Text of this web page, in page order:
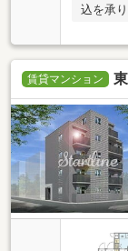
込を承
賃貸マンション